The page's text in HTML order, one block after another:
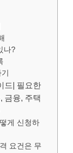
나?
드| 필요한
금융, 주택
게 신청하
요건은 무